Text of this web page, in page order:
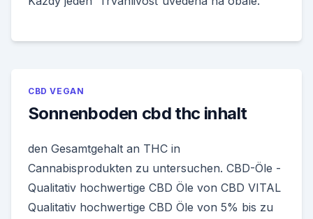
CBD VEGAN
Sonnenboden cbd thc inhalt
den Gesamtgehalt an THC in
Cannabisprodukten zu untersuchen. CBD-Öle -
Qualitativ hochwertige CBD Öle von CBD VITAL
Qualitativ hochwertige CBD Öle von 5% bis zu